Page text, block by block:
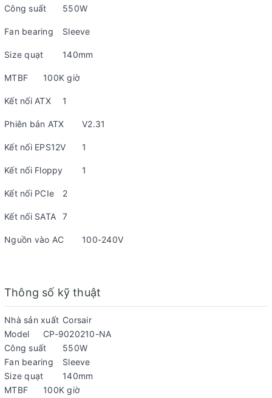
Công suất 550W
Fan bearing Sleeve
Size quạt 140mm
MTBF 100K giờ
Kết nối ATX 1
Phiên bản ATX V2.31
Kết nối EPS12V 1
Kết nối Floppy 1
Kết nối PCIe 2
Kết nối SATA 7
Nguồn vào AC 100-240V
Thông số kỹ thuật
Nhà sản xuất Corsair
Model
CP-9020210-NA
Công suất
550W
Fan bearing
Sleeve
Size quạt
140mm
MTBF
100K giờ